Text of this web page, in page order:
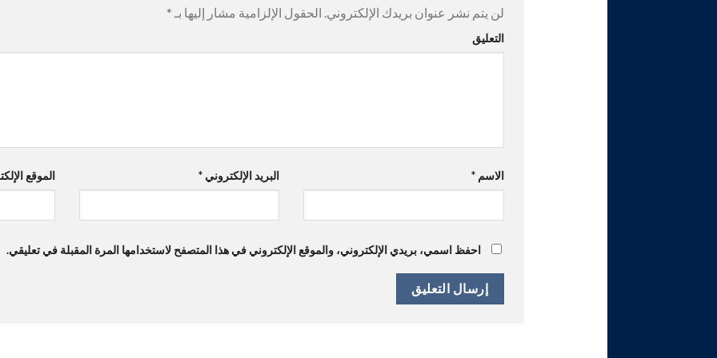
لن يتم نشر عنوان بريدك الإلكتروني. الحقول الإلزامية مشار إليها بـ *
التعليق
الاسم* البريد الإلكتروني * الموقع
احفظ اسمي، بريدي الإلكتروني، والموقع الإلكتروني في هذا المتصفح لاستخدامها المرة المقبلة في تعليقي.